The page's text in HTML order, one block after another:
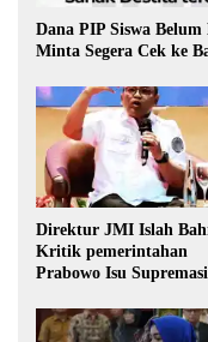
Dana PIP Siswa
Minta Segera Cek ke
Direktur JMI Islah
Kritik pemerintahan
Prabowo Isu
Pilkada oleh DPRD